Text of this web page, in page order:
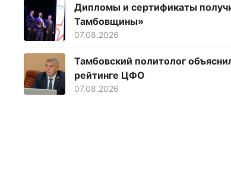
Дипломы и сертификаты
Тамбовщины»
07.08.2026
Тамбовский политолог
рейтинге ЦФО
07.08.2026